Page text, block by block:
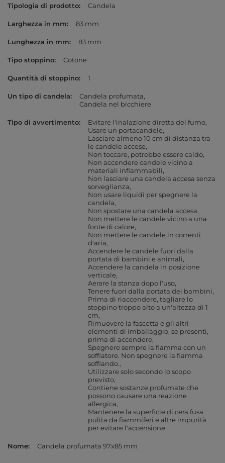
Tipologia di prodotto Candela
Larghezza in mm 83 mm
Lunghezza in mm 83 mm
Tipo stoppino Cotone
Quantità di stoppino 1
Un tipo di candela
Candela profumata
Candela nel bicchiere
Tipo di avvertimento
Evitare l'inalazione diretta del fumo
Usare un portacandele
Lasciare almeno 10 cm di distanza tra
le candele accese
Non toccare, potrebbe essere caldo
Non accendere candele vicino a
materiali infiammabili
Non lasciare una candela accesa senza
sorveglianza
Non usare liquidi per spegnere la
candela
Non spostare una candela accesa
Non mettere le candele vicino a una
fonte di calore
Non mettere le candele in correnti
d'aria
Accendere le candele fuori dalla
portata di bambini e animali
Accendere la candela in posizione
verticale
Aerare la stanza dopo l'uso
Tenere fuori dalla portata dei bambini
Prima di riaccendere, tagliare lo
stoppino troppo alto a un'altezza di 1
cm
Rimuovere la fascetta e gli altri
elementi di imballaggio, se presenti,
prima di accendere
Spegnere sempre la fiamma con un
soffiatore. Non spegnere la fiamma
soffiando.
Utilizzare solo secondo lo scopo
previsto
Contiene sostanze profumate che
possono causare una reazione
allergica
Mantenere la superficie di cera fusa
pulita da fiammiferi e altre impurità
per evitare l'accensione
Nome Candela profumata 97x85 mm